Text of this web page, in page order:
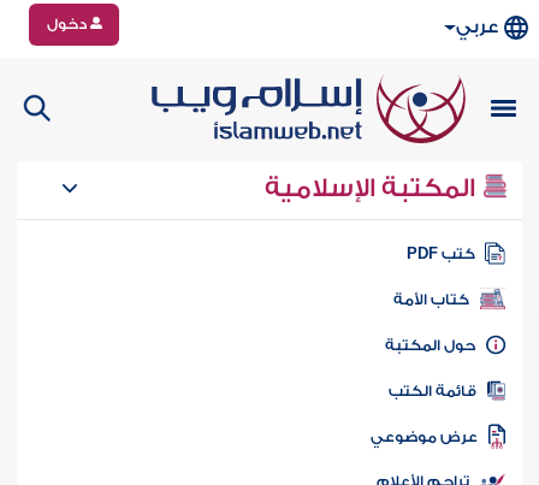
عربي دخول
المكتبة الإسلامية
كتب PDF
كتاب الأمة
المكتبة
الكتب